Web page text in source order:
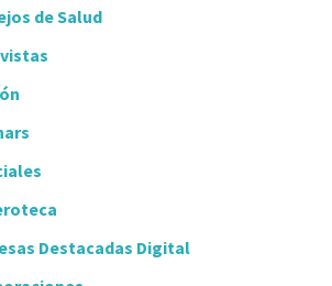
de Salud
Destacadas Digital